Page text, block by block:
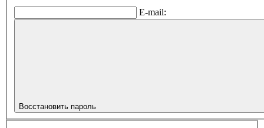
E-mail:
Восстановить пароль